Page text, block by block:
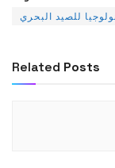
Related Posts